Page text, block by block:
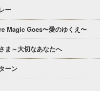
ー
Magic Goes〜愛のゆくえ〜
ま～大切なあなたへ
ーン